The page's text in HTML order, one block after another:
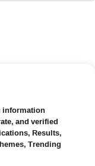
information
and verified
Results,
Trending